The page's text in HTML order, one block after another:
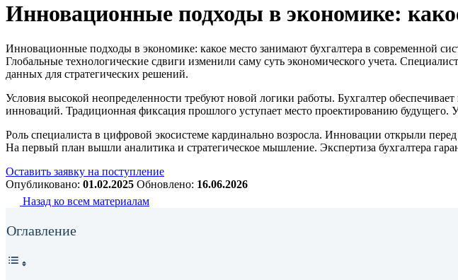
Инновационные подходы в экономике:
Инновационные подходы в экономике: какое место занимают бухгалтера в современной
Глобальные технологические сдвиги изменили саму суть экономического учета.
данных для стратегических решений.
Условия высокой неопределенности требуют новой логики работы. Бухгалтер
инноваций. Традиционная фиксация прошлого уступает место проектированию будущего.
Роль специалиста в цифровой экосистеме кардинально возросла. Инновации открыли
На первый план вышли аналитика и стратегическое мышление. Экспертиза бухгалтера
Оставить заявку на поступление
Опубликовано: 01.02.2025 Обновлено: 16.06.2026
Назад ко всем материалам
Оглавление